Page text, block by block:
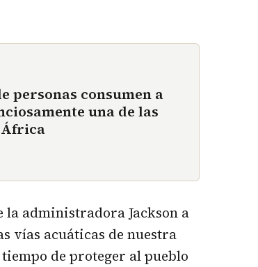
personas consumen a
una de las
África
la administradora Jackson a
vías acuáticas de nuestra
de proteger al pueblo